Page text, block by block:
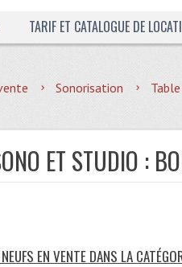
TARIF ET CATALOGUE DE
Sonorisation
ET STUDIO :
EN VENTE DANS LA